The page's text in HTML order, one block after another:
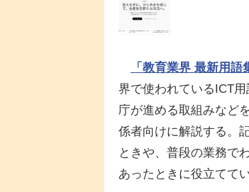
「教育業界 最新用語
界で使われているICT
庁が進める取組みなど
係者向けに解説する。
ときや、普段の業務で
あったときに役立てて